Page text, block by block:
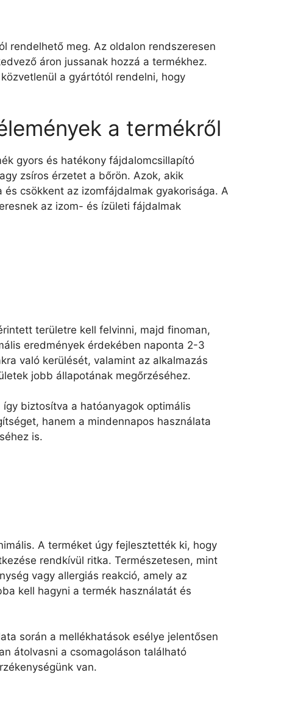
rendelhető meg. Az oldalon rendszeresen
áron jussanak hozzá a termékhez.
a gyártótól rendelni, hogy
a termékről
gyors és hatékony fájdalomcsillapító
zsíros érzetet a bőrön. Azok, akik
csökkent az izomfájdalmak gyakorisága. A
az izom- és ízületi fájdalmak
területre kell felvinni, majd finoman,
eredmények érdekében naponta 2-3
való kerülését, valamint az alkalmazás
jobb állapotának megőrzéséhez.
biztosítva a hatóanyagok optimális
hanem a mindennapos használata
is.
A terméket úgy fejlesztették ki, hogy
rendkívül ritka. Természetesen, mint
vagy allergiás reakció, amely az
kell hagyni a termék használatát és
során a mellékhatások esélye jelentősen
átolvasni a csomagoláson található
van.